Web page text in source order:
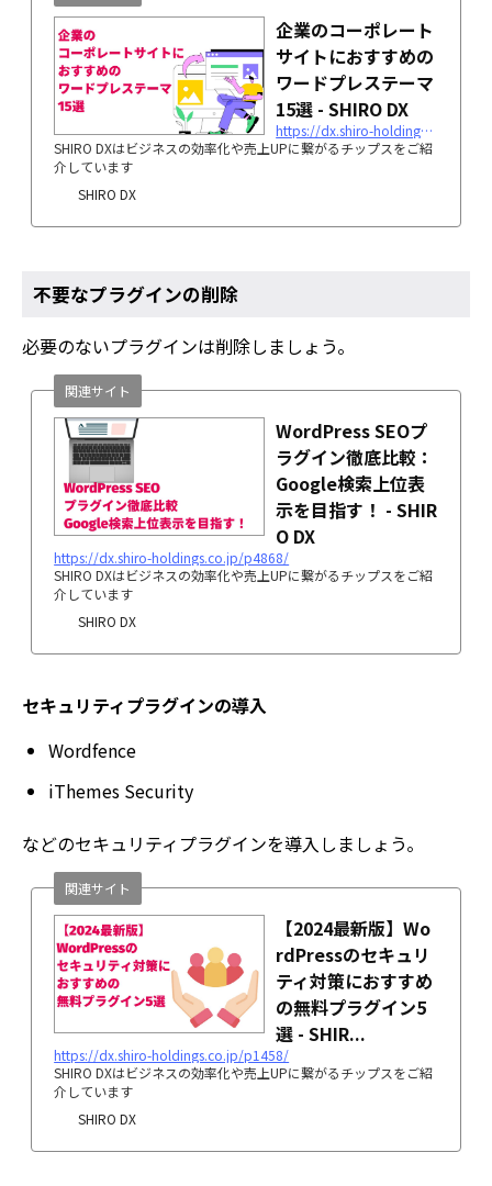
企業のコーポレート
サイトにおすすめの
ワードプレステーマ
15選 - SHIRO DX
https://dx.shiro-holdings.co.jp/wordpress-corporate-site/
SHIRO DXはビジネスの効率化や売上UPに繋がるチップスをご紹
介しています
SHIRO DX
不要なプラグインの削除
必要のないプラグインは削除しましょう。
WordPress SEOプ
ラグイン徹底比較：
Google検索上位表
示を目指す！ - SHIR
O DX
https://dx.shiro-holdings.co.jp/p4868/
SHIRO DXはビジネスの効率化や売上UPに繋がるチップスをご紹
介しています
SHIRO DX
関連サイト
セキュリティプラグインの導入
Wordfence
iThemes Security
などのセキュリティプラグインを導入しましょう。
【2024最新版】Wo
rdPressのセキュリ
ティ対策におすすめ
の無料プラグイン5
選 - SHIR...
https://dx.shiro-holdings.co.jp/p1458/
SHIRO DXはビジネスの効率化や売上UPに繋がるチップスをご紹
介しています
SHIRO DX
関連サイト